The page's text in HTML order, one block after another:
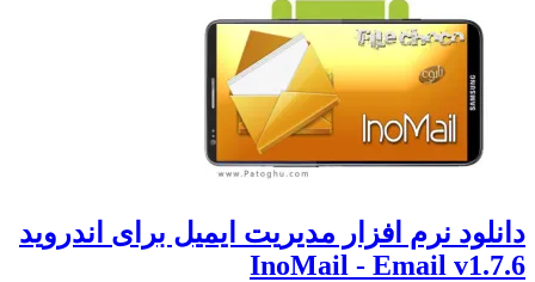
دانلود نرم افزار مدیریت ایمیل برای اندروید
InoMail - Email v1.7.6